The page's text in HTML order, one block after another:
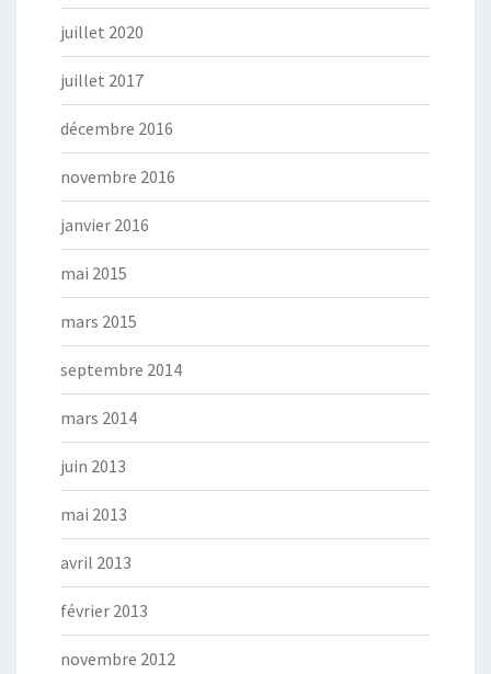
juillet 2020
juillet 2017
décembre 2016
novembre 2016
janvier 2016
mai 2015
mars 2015
septembre 2014
mars 2014
juin 2013
mai 2013
avril 2013
février 2013
novembre 2012